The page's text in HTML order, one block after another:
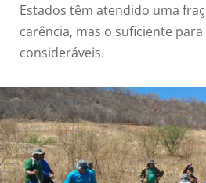
Estados têm atendido uma
carência, mas o suficiente
consideráveis.